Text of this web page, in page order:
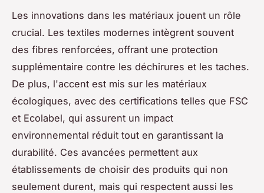
Les innovations dans les matériaux jouent un rôle
crucial. Les textiles modernes intègrent souvent
des fibres renforcées, offrant une protection
supplémentaire contre les déchirures et les taches.
De plus, l'accent est mis sur les matériaux
écologiques, avec des certifications telles que FSC
et Ecolabel, qui assurent un impact
environnemental réduit tout en garantissant la
durabilité. Ces avancées permettent aux
établissements de choisir des produits qui non
seulement durent, mais qui respectent aussi les